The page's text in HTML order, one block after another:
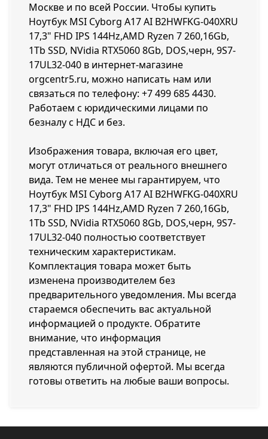
Москве и по всей России. Чтобы купить
Ноутбук MSI Cyborg A17 AI B2HWFKG-040XRU
17,3" FHD IPS 144Hz,AMD Ryzen 7 260,16Gb,
1Tb SSD, NVidia RTX5060 8Gb, DOS,черн, 9S7-
17UL32-040 в интернет-магазине
orgcentr5.ru, можно написать нам или
связаться по телефону: +7 499 685 4430.
Работаем с юридическими лицами по
безналу с НДС и без.
Изображения товара, включая его цвет,
могут отличаться от реального внешнего
вида. Тем не менее мы гарантируем, что
Ноутбук MSI Cyborg A17 AI B2HWFKG-040XRU
17,3" FHD IPS 144Hz,AMD Ryzen 7 260,16Gb,
1Tb SSD, NVidia RTX5060 8Gb, DOS,черн, 9S7-
17UL32-040 полностью соответствует
техническим характеристикам.
Комплектация товара может быть
изменена производителем без
предварительного уведомления. Мы всегда
стараемся обеспечить вас актуальной
информацией о продукте. Обратите
внимание, что информация
представленная на этой странице, не
являются публичной офертой. Мы всегда
готовы ответить на любые ваши вопросы.